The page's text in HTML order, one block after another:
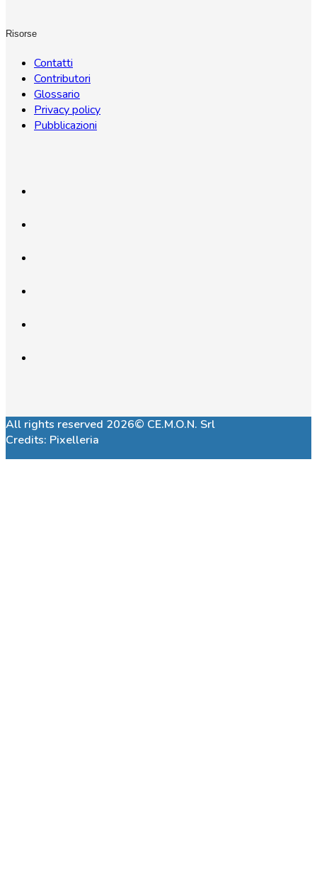
Risorse
Contatti
Contributori
Glossario
Privacy policy
Pubblicazioni
All rights reserved 2026© CE.M.O.N. Srl
Credits: Pixelleria